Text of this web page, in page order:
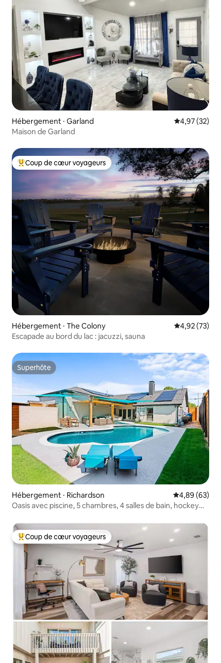
Hébergement ⋅ Garland Évaluation
4,97 (32)
Maison de Garland
Coups de cœur voyageurs les plus appréciés
Coup de cœur voyageurs
Hébergement ⋅ The Colony Évaluation
4,92 (73)
Escapade au bord du lac : jacuzzi, sauna
Superhôte
Superhôte
Hébergement ⋅ Richardson Évaluation
4,89 (63)
Oasis avec piscine, 5 chambres, 4 salles de bain, hockey
Coups de cœur voyageurs les plus appréciés
Coup de cœur voyageurs